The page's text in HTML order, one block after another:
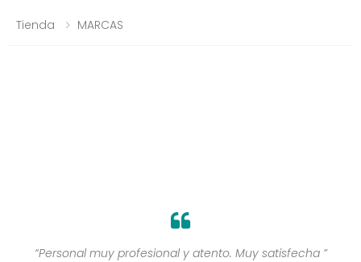
Tienda MARCAS
“Personal muy profesional y atento. Muy satisfecha ”